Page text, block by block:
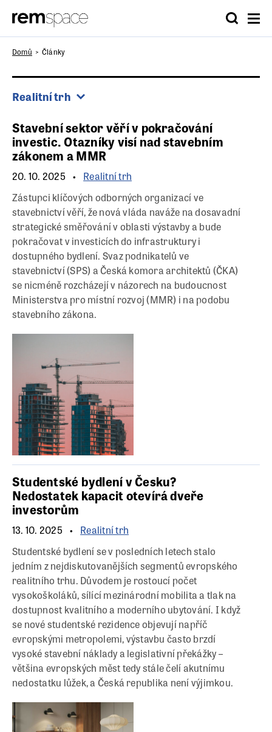
Domů Články
Realitní trh
Stavební sektor věří v pokračování
investic. Otazníky visí nad stavebním
zákonem a MMR
20. 10. 2025
Realitní trh
Zástupci klíčových odborných organizací ve
stavebnictví věří, že nová vláda naváže na dosavadní
strategické směřování v oblasti výstavby a bude
pokračovat v investicích do infrastruktury i
dostupného bydlení. Svaz podnikatelů ve
stavebnictví (SPS) a Česká komora architektů (ČKA)
se nicméně rozcházejí v názorech na budoucnost
Ministerstva pro místní rozvoj (MMR) i na podobu
stavebního zákona.
Studentské bydlení v Česku?
Nedostatek kapacit otevírá dveře
investorům
13. 10. 2025
Realitní trh
Studentské bydlení se v posledních letech stalo
jedním z nejdiskutovanějších segmentů evropského
realitního trhu. Důvodem je rostoucí počet
vysokoškoláků, sílící mezinárodní mobilita a tlak na
dostupnost kvalitního a moderního ubytování. I když
se nové studentské rezidence objevují napříč
evropskými metropolemi, výstavbu často brzdí
vysoké stavební náklady a legislativní překážky –
většina evropských měst tedy stále čelí akutnímu
nedostatku lůžek, a Česká republika není výjimkou.